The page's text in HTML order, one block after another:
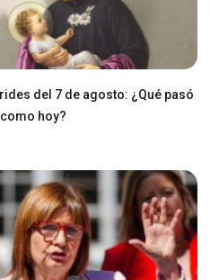
del 7 de agosto: ¿Qué pasó
hoy?